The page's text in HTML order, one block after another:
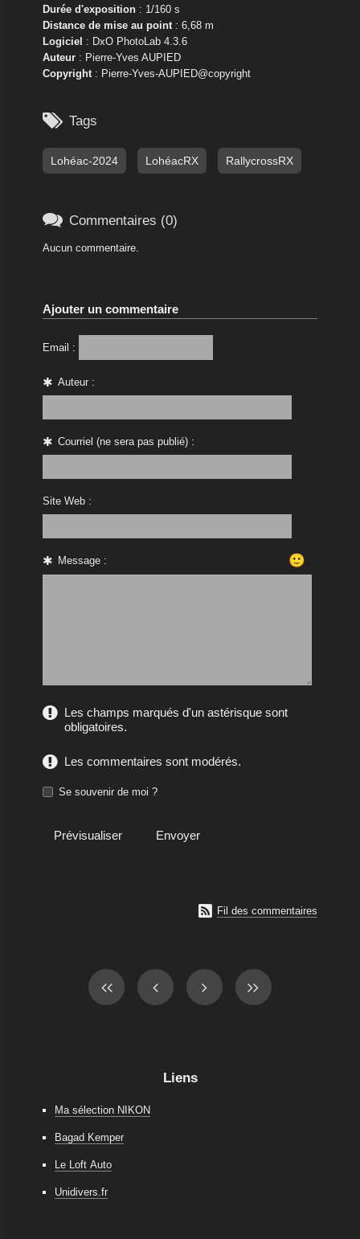
Durée d'exposition: 1/160 s
Distance de mise au point: 6,68 m
Logiciel : DxO PhotoLab 4.3.6
Auteur: Pierre-Yves AUPIED
Copyright: Pierre-Yves-AUPIED@copyright
 Tags
Lohéac-2024 LohéacRX RallycrossRX
 Commentaires (0)
Aucun commentaire.
Ajouter un commentaire
Email :
Auteur :
Courriel (ne sera pas publié) :
Site Web :
Message : 🙂
Les champs marqués d'un astérisque sont
obligatoires.
Les commentaires sont modérés.
Se souvenir de moi ?
 Fil des commentaires
Liens
Ma sélection NIKON
Bagad Kemper
Le Loft Auto
Unidivers.fr